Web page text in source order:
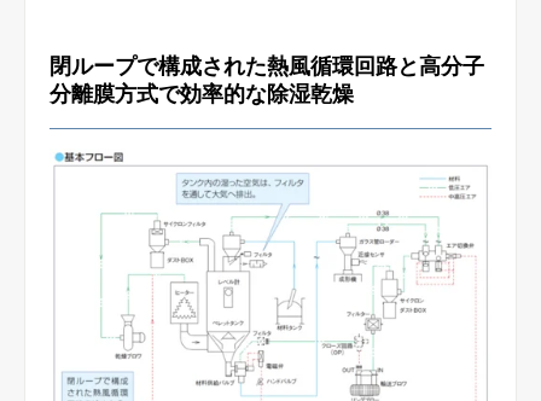
閉ループで構成された熱風循環回路と高分子
分離膜方式で効率的な除湿乾燥